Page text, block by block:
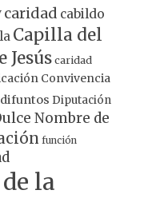
caridad cabildo
Capilla del
Jesús caridad
Convivencia
difuntos Diputación
Nombre de
función
la